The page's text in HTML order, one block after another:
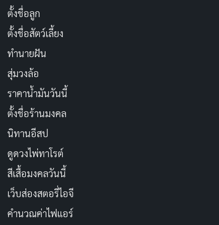
ตั้งชื่อลูก
ตั้งชื่อสัตว์เลี้ยง
ทำนายฝัน
สุ่มวงล้อ
ราคาน้ำมันวันนี้
ตั้งชื่อร้านมงคล
นิทานอีสป
ดูดวงไพ่ทาโรต์
สีเสื้อมงคลวันนี้
เว็บส่องสตอรี่ไอจี
คำนวณค่าไฟแอร์